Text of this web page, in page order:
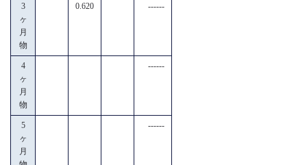
3
ヶ
月
物
0.620 ------
4
ヶ
月
物
------
5
ヶ
月
------